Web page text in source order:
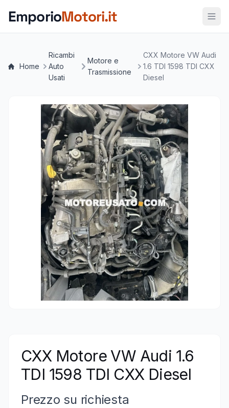
EmporioMotori.it
Home
Ricambi
Auto
Usati
Motore e
Trasmissione
CXX Motore VW Audi
1.6 TDI 1598 TDI CXX
Diesel
CXX Motore VW Audi 1.6
TDI 1598 TDI CXX Diesel
Prezzo su richiesta